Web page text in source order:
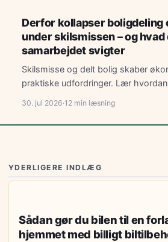
Derfor kollapser boligdeling
under skilsmissen – og hvad
samarbejdet svigter
Skilsmisse og delt bolig skaber
praktiske udfordringer. Lær
30. jul 2026·12 min læsning
YDERLIGERE INDLÆG
Sådan gør du bilen til en
hjemmet med billigt